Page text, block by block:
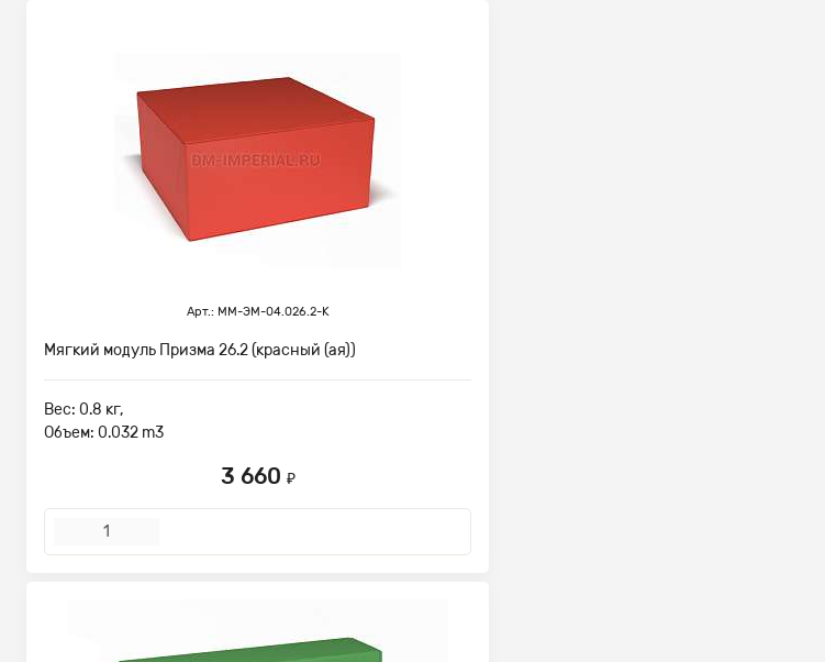
Арт.: ММ-ЭМ-04.026.2-К
Мягкий модуль Призма 26.2 (красный (ая))
Вес: 0.8 кг,
Объем: 0.032 m3
3 660 ₽